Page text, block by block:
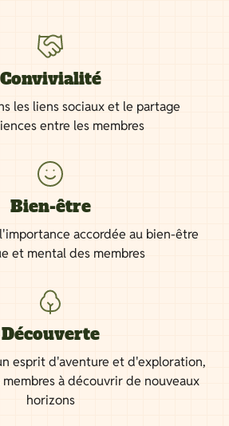
Convivialité
les liens sociaux et le partage
entre les membres
Bien-être
accordée au bien-être
et mental des membres
Découverte
esprit d'aventure et d'exploration,
à découvrir de nouveaux
horizons